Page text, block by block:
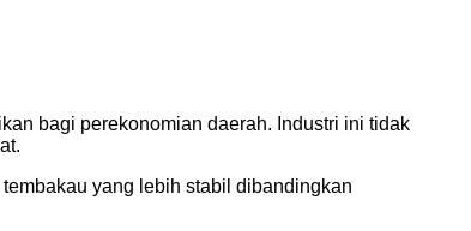
bagi perekonomian daerah. Industri ini tidak
yang lebih stabil dibandingkan